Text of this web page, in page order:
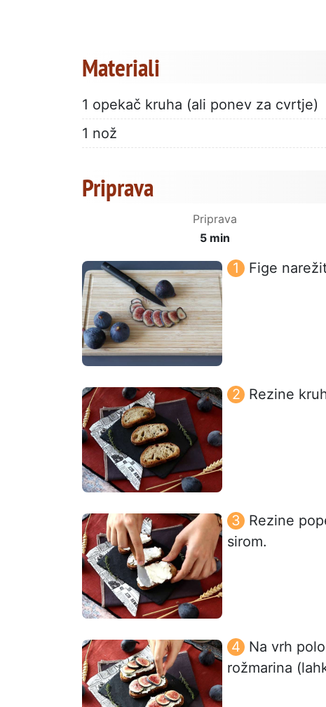
Materiali
1 opekač kruha (ali ponev za cvrtje)
1 nož
Priprava
Priprava
5 min
Fige
Rezine
Rezine
sirom.
Na vrh
rožmarina